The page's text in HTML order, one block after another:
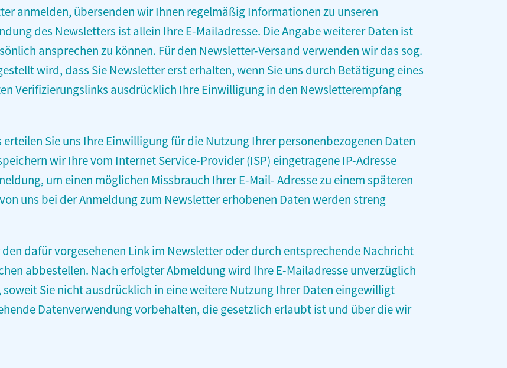
anmelden, übersenden wir Ihnen regelmäßig Informationen zu unseren
des Newsletters ist allein Ihre E-Mailadresse. Die Angabe weiterer Daten ist
ansprechen zu können. Für den Newsletter-Versand verwenden wir das sog.
wird, dass Sie Newsletter erst erhalten, wenn Sie uns durch Betätigung eines
Verifizierungslinks ausdrücklich Ihre Einwilligung in den Newsletterempfang
Sie uns Ihre Einwilligung für die Nutzung Ihrer personenbezogenen Daten
wir Ihre vom Internet Service-Provider (ISP) eingetragene IP-Adresse
um einen möglichen Missbrauch Ihrer E-Mail- Adresse zu einem späteren
uns bei der Anmeldung zum Newsletter erhobenen Daten werden streng
dafür vorgesehenen Link im Newsletter oder durch entsprechende Nachricht
abbestellen. Nach erfolgter Abmeldung wird Ihre E-Mailadresse unverzüglich
Sie nicht ausdrücklich in eine weitere Nutzung Ihrer Daten eingewilligt
Datenverwendung vorbehalten, die gesetzlich erlaubt ist und über die wir